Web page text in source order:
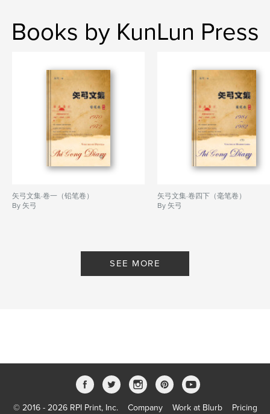
Books by KunLun Press
矢弓文集·卷一（铅笔卷）
By 矢弓
矢弓文集·卷四下（毫笔卷）
By 矢弓
SEE MORE
© 2016 - 2026 RPI Print, Inc. Company Work at Blurb Pricing